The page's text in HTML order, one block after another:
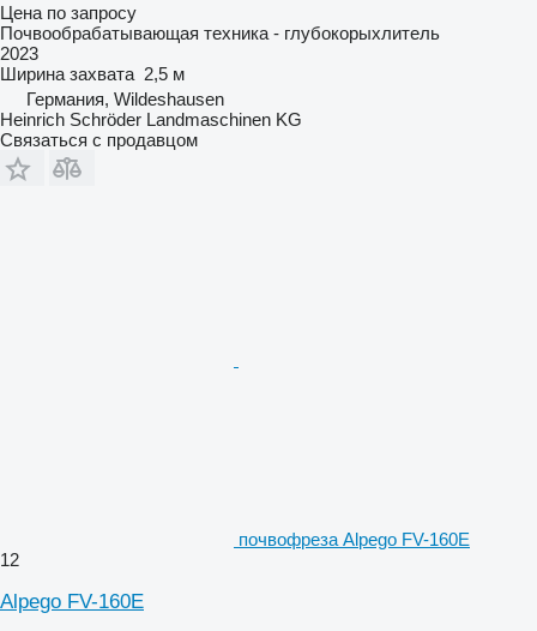
Цена по запросу
Почвообрабатывающая техника - глубокорыхлитель
2023
Ширина захвата 2,5 м
Германия, Wildeshausen
Heinrich Schröder Landmaschinen KG
Связаться с продавцом
почвофреза Alpego FV-160E
12
Alpego FV-160E